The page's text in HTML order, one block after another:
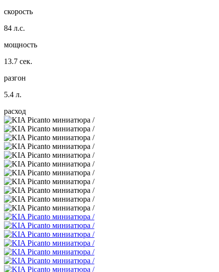
скорость
84 л.с.
мощность
13.7 сек.
разгон
5.4 л.
расход